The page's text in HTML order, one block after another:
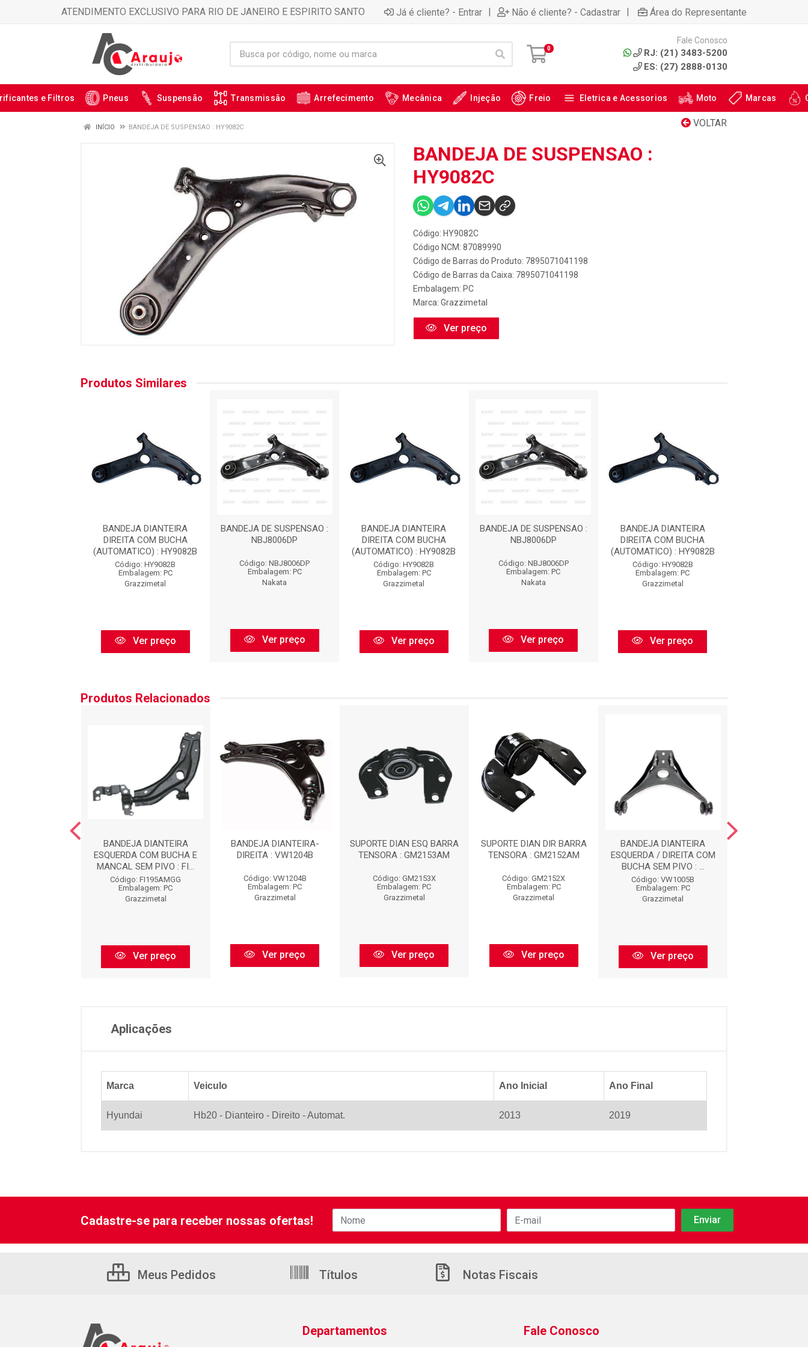
ATENDIMENTO EXCLUSIVO PARA RIO DE JANEIRO E ESPIRITO SANTO Já é cliente? - Entrar | Não é cliente? - Cadastrar | Área do Representante
0
Fale Conosco
RJ: (21) 3483-5200
ES: (27) 2888-0130
e Filtros Pneus Suspensão Transmissão Arrefecimento Mecânica Injeção Freio Eletrica e Acessorios Moto Marcas
VOLTAR
INÍCIO BANDEJA DE SUSPENSAO : HY9082C
BANDEJA DE SUSPENSAO :
HY9082C
Código: HY9082C
Código NCM: 87089990
Código de Barras do Produto: 7895071041198
Código de Barras da Caixa: 7895071041198
Embalagem: PC
Marca: Grazzimetal
Ver preço
Produtos Similares
BANDEJA DIANTEIRA
DIREITA COM BUCHA
(AUTOMATICO) : HY9082B
Código: HY9082B
Embalagem: PC
Grazzimetal
Ver preço
BANDEJA DE SUSPENSAO :
NBJ8006DP
Código: NBJ8006DP
Embalagem: PC
Nakata
Ver preço
BANDEJA DIANTEIRA
DIREITA COM BUCHA
(AUTOMATICO) : HY9082B
Código: HY9082B
Embalagem: PC
Grazzimetal
Ver preço
BANDEJA DE SUSPENSAO :
NBJ8006DP
Código: NBJ8006DP
Embalagem: PC
Nakata
Ver preço
BANDEJA DIANTEIRA
DIREITA COM BUCHA
(AUTOMATICO) : HY9082B
Código: HY9082B
Embalagem: PC
Grazzimetal
Ver preço
Produtos Relacionados
BANDEJA DIANTEIRA
ESQUERDA COM BUCHA E
MANCAL SEM PIVO : FI...
Código: FI195AMGG
Embalagem: PC
Grazzimetal
Ver preço
BANDEJA DIANTEIRA-
DIREITA : VW1204B
Código: VW1204B
Embalagem: PC
Grazzimetal
Ver preço
SUPORTE DIAN ESQ BARRA
TENSORA : GM2153AM
Código: GM2153X
Embalagem: PC
Grazzimetal
Ver preço
SUPORTE DIAN DIR BARRA
TENSORA : GM2152AM
Código: GM2152X
Embalagem: PC
Grazzimetal
Ver preço
BANDEJA DIANTEIRA
ESQUERDA / DIREITA COM
BUCHA SEM PIVO : ...
Código: VW1005B
Embalagem: PC
Grazzimetal
Ver preço
Aplicações
Marca Veiculo Ano Inicial Ano Final
Hyundai Hb20 - Dianteiro - Direito - Automat. 2013 2019
Cadastre-se para receber nossas ofertas!
Meus Pedidos Títulos Notas Fiscais
Departamentos Fale Conosco